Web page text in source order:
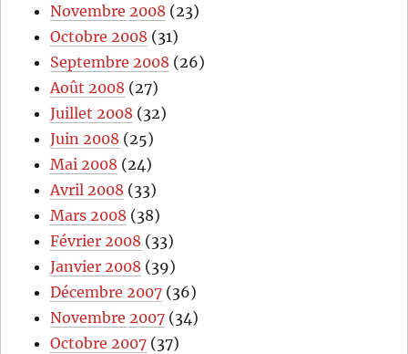
Novembre 2008 (23)
Octobre 2008 (31)
Septembre 2008 (26)
Août 2008 (27)
Juillet 2008 (32)
Juin 2008 (25)
Mai 2008 (24)
Avril 2008 (33)
Mars 2008 (38)
Février 2008 (33)
Janvier 2008 (39)
Décembre 2007 (36)
Novembre 2007 (34)
Octobre 2007 (37)